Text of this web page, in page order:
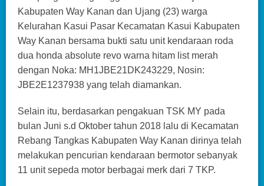
Kabupaten Way Kanan dan Ujang (23) warga
Kelurahan Kasui Pasar Kecamatan Kasui Kabupaten
Way Kanan bersama bukti satu unit kendaraan roda
dua honda absolute revo warna hitam list merah
dengan Noka: MH1JBE21DK243229, Nosin:
JBE2E1237938 yang telah diamankan.
Selain itu, berdasarkan pengakuan TSK MY pada
bulan Juni s.d Oktober tahun 2018 lalu di Kecamatan
Rebang Tangkas Kabupaten Way Kanan dirinya telah
melakukan pencurian kendaraan bermotor sebanyak
11 unit sepeda motor berbagai merk dari 7 TKP.